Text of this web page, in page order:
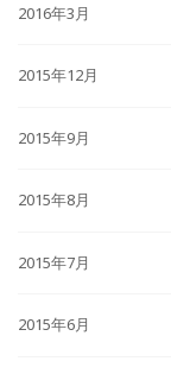
2016年3月
2015年12月
2015年9月
2015年8月
2015年7月
2015年6月